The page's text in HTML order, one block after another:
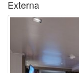
Externa